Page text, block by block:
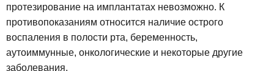
протезирование на имплантатах невозможно. К
противопоказаниям относится наличие острого
воспаления в полости рта, беременность,
аутоиммунные, онкологические и некоторые другие
заболевания.